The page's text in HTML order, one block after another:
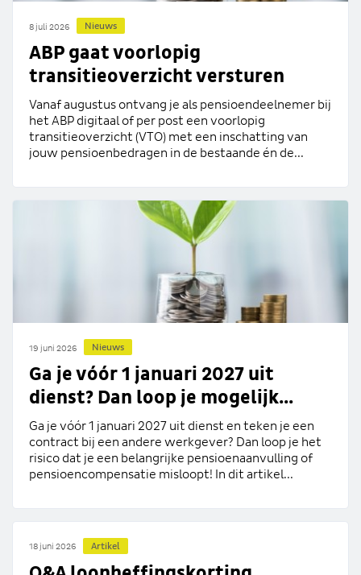
8 juli 2026 Nieuws
ABP gaat voorlopig
transitieoverzicht versturen
Vanaf augustus ontvang je als pensioendeelnemer bij
het ABP digitaal of per post een voorlopig
transitieoverzicht (VTO) met een inschatting van
jouw pensioenbedragen in de bestaande én de...
19 juni 2026 Nieuws
Ga je vóór 1 januari 2027 uit
dienst? Dan loop je mogelijk...
Ga je vóór 1 januari 2027 uit dienst en teken je een
contract bij een andere werkgever? Dan loop je het
risico dat je een belangrijke pensioenaanvulling of
pensioencompensatie misloopt! In dit artikel...
18 juni 2026 Artikel